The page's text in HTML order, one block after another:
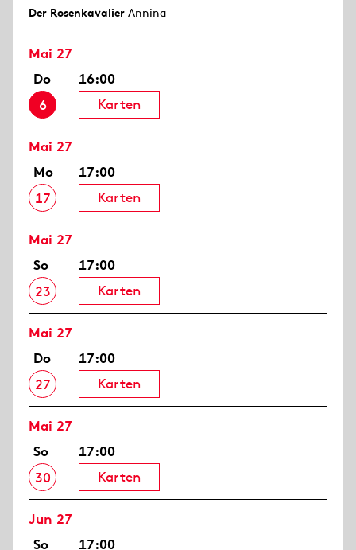
Der Rosen­kavalier Annina
Mai 27
Do
6
16:00
Karten
Mai 27
Mo
17
17:00
Karten
Mai 27
So
23
17:00
Karten
Mai 27
Do
27
17:00
Karten
Mai 27
So
30
17:00
Karten
Jun 27
So
17:00